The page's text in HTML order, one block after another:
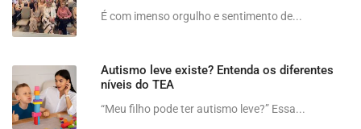
É com imenso orgulho e sentimento de...
Autismo leve existe? Entenda os diferentes
níveis do TEA
“Meu filho pode ter autismo leve?” Essa...